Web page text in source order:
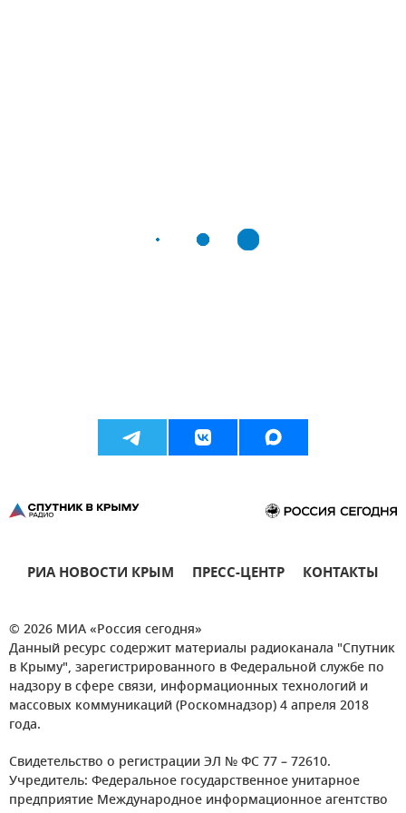
РИА НОВОСТИ КРЫМ ПРЕСС-ЦЕНТР КОНТАКТЫ
© 2026 МИА «Россия сегодня»
Данный ресурс содержит материалы радиоканала "Спутник
в Крыму", зарегистрированного в Федеральной службе по
надзору в сфере связи, информационных технологий и
массовых коммуникаций (Роскомнадзор) 4 апреля 2018
года.
Свидетельство о регистрации ЭЛ № ФС 77 – 72610.
Учредитель: Федеральное государственное унитарное
предприятие Международное информационное агентство